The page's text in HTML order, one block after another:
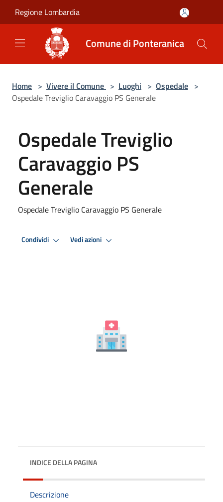
Regione Lombardia
Comune di Ponteranica
Home > Vivere il Comune > Luoghi > Ospedale >
Ospedale Treviglio Caravaggio PS Generale
Ospedale Treviglio
Caravaggio PS
Generale
Ospedale Treviglio Caravaggio PS Generale
Condividi Vedi azioni
INDICE DELLA PAGINA
Descrizione